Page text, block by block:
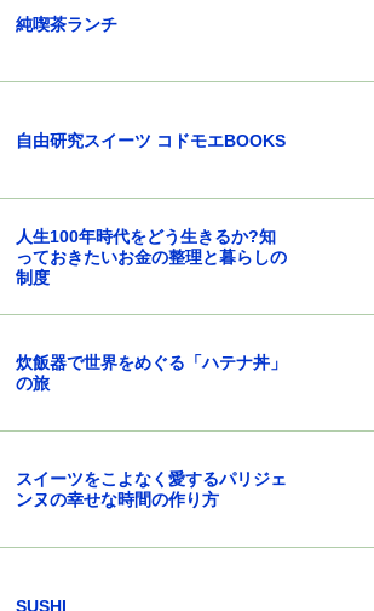
純喫茶ランチ
自由研究スイーツ コドモエBOOKS
人生100年時代をどう生きるか?知
っておきたいお金の整理と暮らしの
制度
炊飯器で世界をめぐる「ハテナ丼」
の旅
スイーツをこよなく愛するパリジェ
ンヌの幸せな時間の作り方
SUSHI